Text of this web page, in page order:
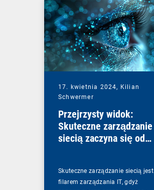
17. kwietnia 2024, Kilian
Schwermer
Przejrzysty widok:
Skuteczne zarządzanie
siecią zaczyna się od
Skuteczne zarządzanie siecią jest
filarem zarządzania IT, gdyż